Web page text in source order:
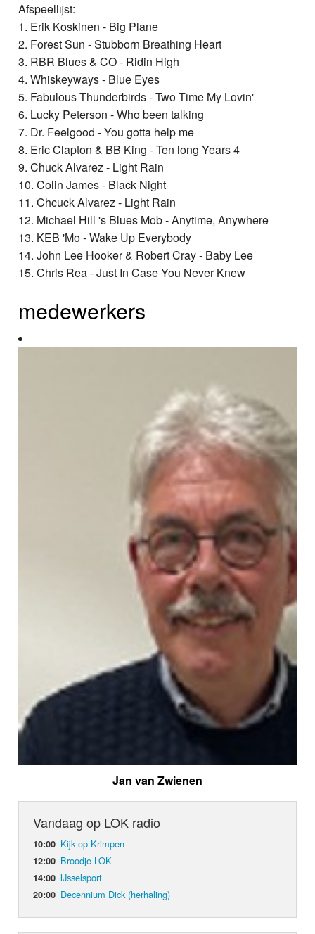
Afspeellijst:
1. Erik Koskinen - Big Plane
2. Forest Sun - Stubborn Breathing Heart
3. RBR Blues & CO - Ridin High
4. Whiskeyways - Blue Eyes
5. Fabulous Thunderbirds - Two Time My Lovin'
6. Lucky Peterson - Who been talking
7. Dr. Feelgood - You gotta help me
8. Eric Clapton & BB King - Ten long Years 4
9. Chuck Alvarez - Light Rain
10. Colin James - Black Night
11. Chcuck Alvarez - Light Rain
12. Michael Hill 's Blues Mob - Anytime, Anywhere
13. KEB 'Mo - Wake Up Everybody
14. John Lee Hooker & Robert Cray - Baby Lee
15. Chris Rea - Just In Case You Never Knew
medewerkers
Jan van Zwienen
Vandaag op LOK radio
10:00 Kijk op Krimpen
12:00 Broodje LOK
14:00 IJsselsport
20:00 Decennium Dick (herhaling)